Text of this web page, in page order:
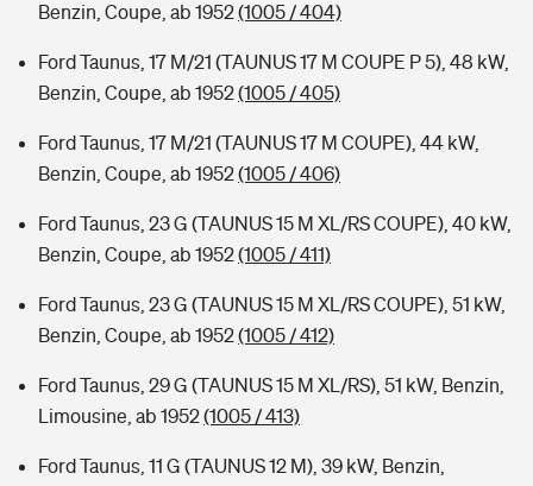
Benzin, Coupe, ab 1952(1005 / 404)
Ford Taunus, 17 M/21 (TAUNUS 17 M COUPE P 5), 48 kW,
Benzin, Coupe, ab 1952(1005 / 405)
Ford Taunus, 17 M/21 (TAUNUS 17 M COUPE), 44 kW,
Benzin, Coupe, ab 1952(1005 / 406)
Ford Taunus, 23 G (TAUNUS 15 M XL/RS COUPE), 40 kW,
Benzin, Coupe, ab 1952(1005 / 411)
Ford Taunus, 23 G (TAUNUS 15 M XL/RS COUPE), 51 kW,
Benzin, Coupe, ab 1952(1005 / 412)
Ford Taunus, 29 G (TAUNUS 15 M XL/RS), 51 kW, Benzin,
Limousine, ab 1952(1005 / 413)
Ford Taunus, 11 G (TAUNUS 12 M), 39 kW, Benzin,